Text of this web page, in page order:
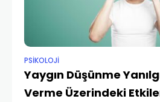
PSIKOLOJI
Yaygın Düşünme
Verme Üzerindeki